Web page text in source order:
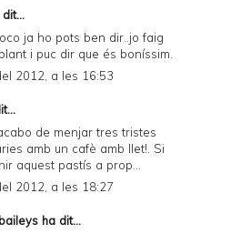
dit...
ja ho pots ben dir..jo faig
i puc dir que és boníssim.
2012, a les 16:53
de menjar tres tristes
amb un cafè amb llet!. Si
aquest pastís a prop...
2012, a les 18:27
ha dit...